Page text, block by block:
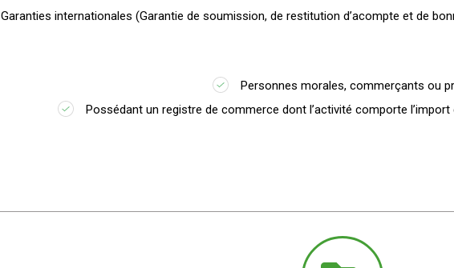
Garanties internationales (Garantie de soumission, de restitution d’acompte et de
Personnes morales, commerçants ou
Possédant un registre de commerce dont l’activité comporte l’import